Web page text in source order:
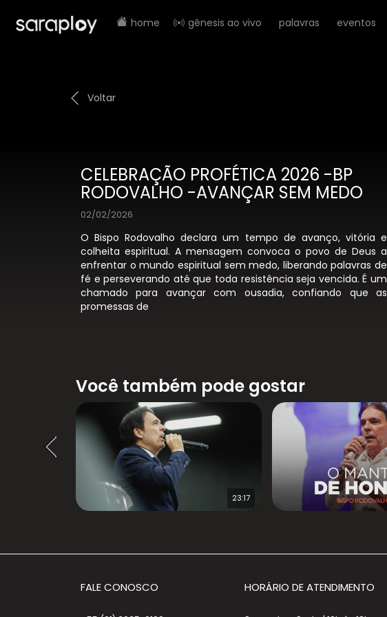
home gênesis ao vivo palavras eventos
Voltar
CELEBRAÇÃO PROFÉTICA 2026 -BP
RODOVALHO -AVANÇAR SEM MEDO
02/02/2026
O Bispo Rodovalho declara um tempo de avanço, vitória e
colheita espiritual. A mensagem convoca o povo de Deus a
enfrentar o mundo espiritual sem medo, liberando palavras de
fé e perseverando até que toda resistência seja vencida. É um
chamado para avançar com ousadia, confiando que as
promessas de
Você também pode gostar
23:17
FALE CONOSCO HORÁRIO DE ATENDIMENTO